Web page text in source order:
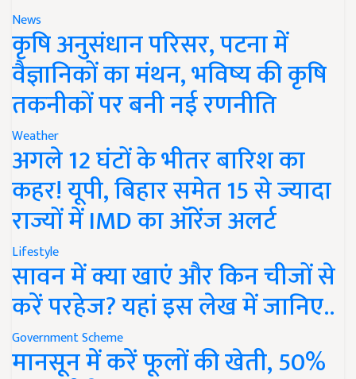
News
कृषि अनुसंधान परिसर, पटना में
वैज्ञानिकों का मंथन, भविष्य की कृषि
तकनीकों पर बनी नई रणनीति
Weather
अगले 12 घंटों के भीतर बारिश का
कहर! यूपी, बिहार समेत 15 से ज्यादा
राज्यों में IMD का ऑरेंज अलर्ट
Lifestyle
सावन में क्या खाएं और किन चीजों से
करें परहेज? यहां इस लेख में जानिए..
Government Scheme
मानसून में करें फूलों की खेती, 50%